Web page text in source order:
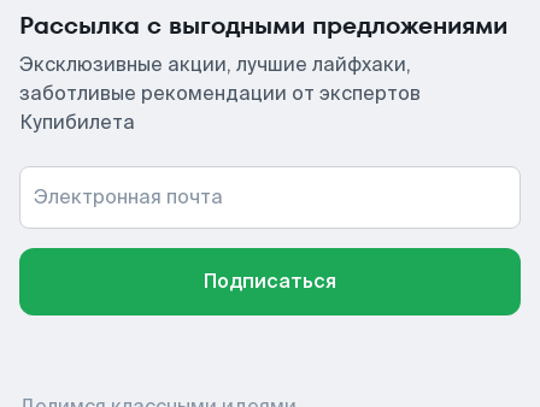
Рассылка с выгодными предложениями
Эксклюзивные акции, лучшие лайфхаки,
заботливые рекомендации от экспертов
Купибилета
Электронная почта
Подписаться